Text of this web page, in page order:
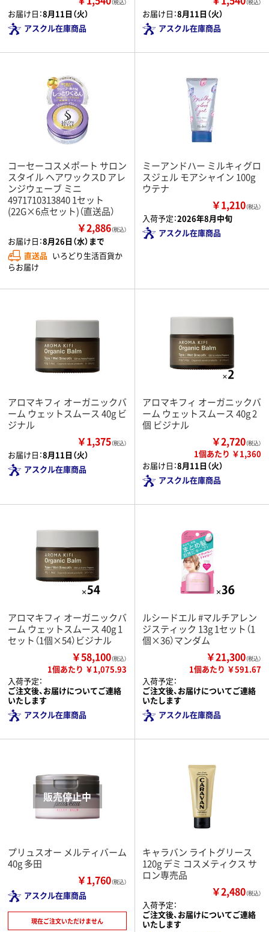
（税込）
お届け日：8月11日（火）
アスクル在庫商品
（税込）
お届け日：8月11日（火）
アスクル在庫商品
コーセーコスメポート サロン
スタイル ヘアワックスD アレ
ンジウェーブ ミニ
4971710313840 1セット
(22G×6点セット)（直送品）
￥2,886（税込）
お届け日：8月26日（水）まで
直送品 いろどり生活百貨か
らお届け
ミーアンドハー ミルキィグロ
スジェル モアシャイン 100g
ウテナ
￥1,210（税込）
入荷予定：2026年8月中旬
アスクル在庫商品
アロマキフィ オーガニックバ
ーム ウェットスムース 40g ビ
ジナル
￥1,375（税込）
お届け日：8月11日（火）
アスクル在庫商品
アロマキフィ オーガニックバ
ーム ウェットスムース 40g 2
個 ビジナル
￥2,720（税込）
1個あたり ￥1,360
お届け日：8月11日（火）
アスクル在庫商品
アロマキフィ オーガニックバ
ーム ウェットスムース 40g 1
セット（1個×54）ビジナル
￥58,100（税込）
1個あたり ￥1,075.93
入荷予定：
ご注文後、お届けについてご連絡
いたします
アスクル在庫商品
ルシードエル #マルチアレン
ジスティック 13g 1セット（1
個×36）マンダム
￥21,300（税込）
1個あたり ￥591.67
入荷予定：
ご注文後、お届けについてご連絡
いたします
アスクル在庫商品
プリュスオー メルティバーム
40g 多田
￥1,760（税込）
アスクル在庫商品
現在ご注文いただけません
キャラバン ライトグリース
120g デミ コスメティクス サ
ロン専売品
￥2,480（税込）
入荷予定：
ご注文後、お届けについてご連絡
いたします